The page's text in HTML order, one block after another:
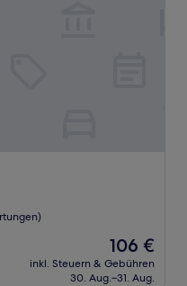
Der
Preis
beträgt
106 €
inkl. Steuern & Gebühren
30. Aug.–31. Aug.